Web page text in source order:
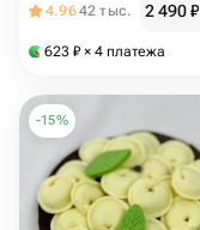
4.9642 тыс. 2 490₽
623 ₽ × 4 платежа
-15%